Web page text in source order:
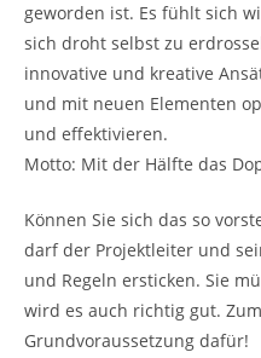
geworden ist. Es fühlt sich
sich droht selbst zu
innovative und kreative
und mit neuen Elementen
und effektivieren.
Motto: Mit der Hälfte das
Können Sie sich das so
darf der Projektleiter und
und Regeln ersticken. Sie
wird es auch richtig gut.
Grundvoraussetzung dafür!